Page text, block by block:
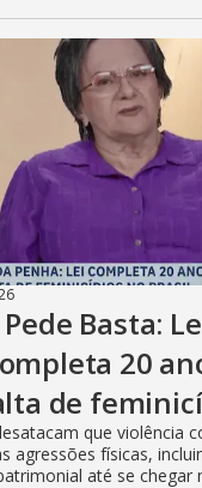
Basta:
20
de
que violência
agressões físicas,
até se chegar